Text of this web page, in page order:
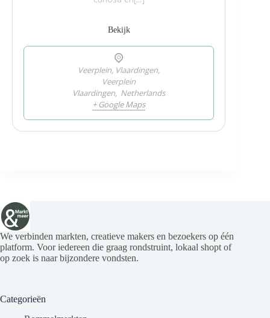
Bekijk
Veerplein, Vlaardingen,
Veerplein
Vlaardingen, Netherlands
+ Google Maps
We verbinden markten, creatieve makers en bezoekers op één
platform. Voor iedereen die graag rondstruint, lokaal shopt of
op zoek is naar bijzondere vondsten.
Categorieën